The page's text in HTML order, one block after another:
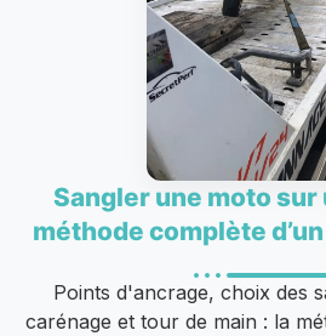
Sangler une moto sur
méthode complète
Points d'ancrage, choix des
carénage et tour de main : la